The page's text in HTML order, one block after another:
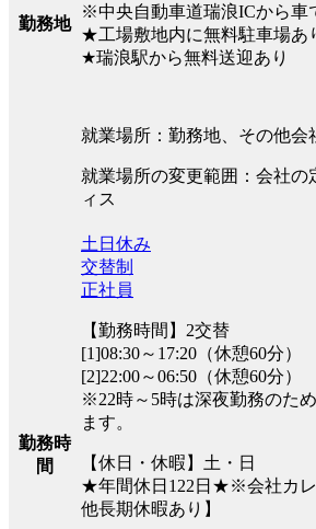
勤務地
※中央自動車道瑞浪ICから車
★工場敷地内に無料駐車場あ
★瑞浪駅から無料送迎あり
就業場所：勤務地、その他会
就業場所の変更範囲：会社の
ィス
勤務時
間
土日休み
交替制
正社員
【勤務時間】2交替
[1]08:30～17:20（休憩60分）
[2]22:00～06:50（休憩60分）
※22時～5時は深夜勤務のた
ます。
【休日・休暇】土・日
★年間休日122日★※会社カレ
他長期休暇あり】